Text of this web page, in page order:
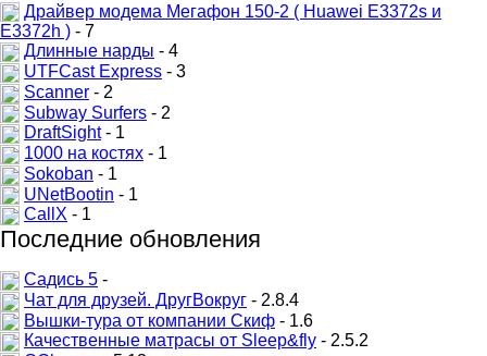
Драйвер модема Мегафон 150-2 ( Huawei E3372s и
E3372h ) - 7
Длинные нарды - 4
UTFCast Express - 3
Scanner - 2
Subway Surfers - 2
DraftSight- 1
1000 на костях - 1
Sokoban - 1
UNetBootin - 1
CallX - 1
Последние обновления
Садись 5 -
Чат для друзей. ДругВокруг - 2.8.4
Вышки-тура от компании Скиф - 1.6
Качественные матрасы от Sleep&fly - 2.5.2